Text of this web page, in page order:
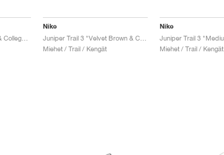
Nike
Juniper Trail 3 "Velvet Brown & College Grey"
Miehet / Trail / Kengät
Nike
Miehet / Trail / Kengät